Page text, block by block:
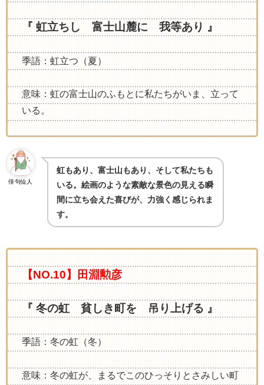
『 虹立ちし 富士山麓に 我等あり 』
季語：虹立つ（夏）
意味：虹の富士山のふもとに私たちがいま、立って
いる。
俳句仙人
虹もあり、富士山もあり、そして私たちも
いる。絵画のような素敵な景色の見える瞬
間に立ち会えた喜びが、力強く感じられま
す。
【NO.10】田淵勲彦
『 冬の虹 貧しき町を 吊り上げる 』
季語：冬の虹（冬）
意味：冬の虹が、まるでこのひっそりとさみしい町